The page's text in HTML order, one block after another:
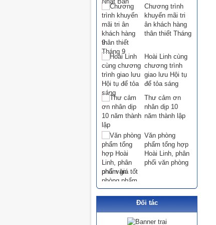
Chương trình
khuyến mãi tri
ân khách hàng
thân thiết Tháng
9
Hoài Linh cùng
chương trình
giao lưu Hội tụ
để tỏa sáng
Thư cảm ơn
nhân dịp 10
năm thành lập
Văn phòng
phẩm tổng hợp
Hoài Linh, phân
phối văn phòng
phẩm giá tốt
Đối tác